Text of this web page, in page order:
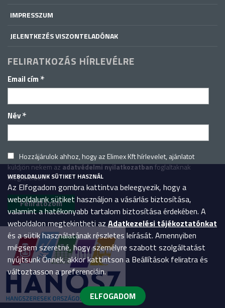
IMPRESSZUM
JELENTKEZÉS VISZONTELADÓNAK
FELIRATKOZÁS HÍRLEVÉLRE
Email cím *
Név*
Hozzájárulok ahhoz, hogy az Elimex Kft hírlevelet, ajánlatot
küldjön nekem azadatvédelmi nyilatkozatbanfoglaltaknak
megfelelően.
WEBOLDALUNK SÜTIKET HASZNÁL
Az Elfogadom gombra kattintva beleegyezik, hogy a
weboldalunk sütiket használjon a vásárlás biztosítása,
valamint a hatékonyabb tartalom biztosítása érdekében. A
weboldalon megtekintheti az Adatkezelési tájékoztatónkat
és a sütik használatának részletes leírását. Amennyiben
mégsem szeretné, hogy személyre szabott szolgáltatást
nyújtsunk Önnek, akkor kattintson a Beállítások feliratra és
változtasson a preferenciáin.
ELFOGADOM